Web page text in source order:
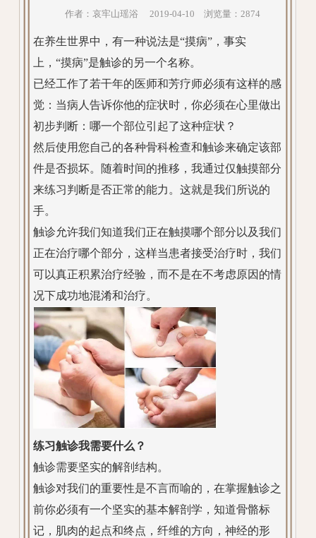
作者：哀牢山瑶浴 2019-04-10 浏览量：2874
在养生世界中，有一种说法是“摸病”，事实
上，“摸病”是触诊的另一个名称。
已经工作了若干年的医师和芳疗师必须有这样的感
觉：当病人告诉你他的症状时，你必须在心里做出
初步判断：哪一个部位引起了这种症状？
然后使用您自己的各种骨科检查和触诊来确定该部
件是否损坏。随着时间的推移，我通过仅触摸部分
来练习判断是否正常的能力。这就是我们所说的
手。
触诊允许我们知道我们正在触摸哪个部分以及我们
正在治疗哪个部分，这样当患者接受治疗时，我们
可以真正积累治疗经验，而不是在不考虑原因的情
况下成功地混淆和治疗。
练习触诊我需要什么？
触诊需要坚实的解剖结构。
触诊对我们的重要性是不言而喻的，在掌握触诊之
前你必须有一个坚实的基本解剖学，知道骨骼标
记，肌肉的起点和终点，纤维的方向，神经的形